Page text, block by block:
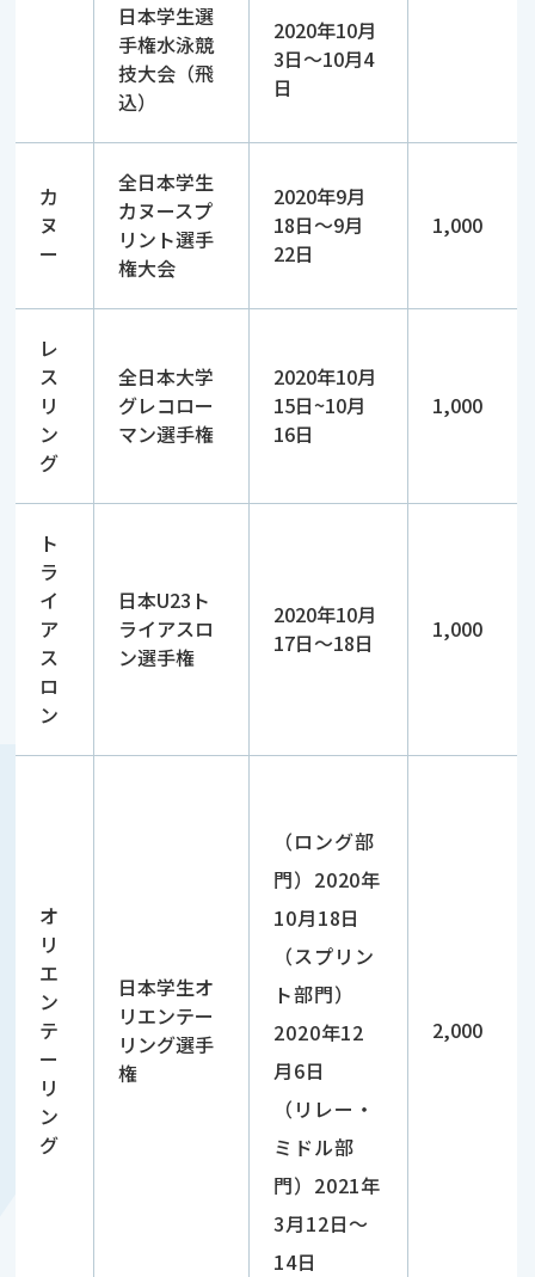
日本学生選
手権水泳競
技大会（飛
込）
2020年10月
3日～10月4
日
カ
ヌ
ー
全日本学生
カヌースプ
リント選手
権大会
2020年9月
18日～9月
22日
1,000
レ
ス
リ
ン
グ
全日本大学
グレコロー
マン選手権
2020年10月
15日~10月
16日
1,000
ト
ラ
イ
ア
ス
ロ
ン
日本U23ト
ライアスロ
ン選手権
2020年10月
17日～18日
1,000
オ
リ
エ
ン
テ
ー
リ
ン
グ
日本学生オ
リエンテー
リング選手
権
（ロング部
門）2020年
10月18日
（スプリン
ト部門）
2020年12
月6日
（リレー・
ミドル部
門）2021年
3月12日～
14日
2,000